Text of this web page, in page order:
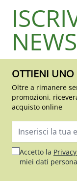
OTTIENI UNO
Oltre a rimanere
promozioni,
acquisto online
Accetto la
miei dati